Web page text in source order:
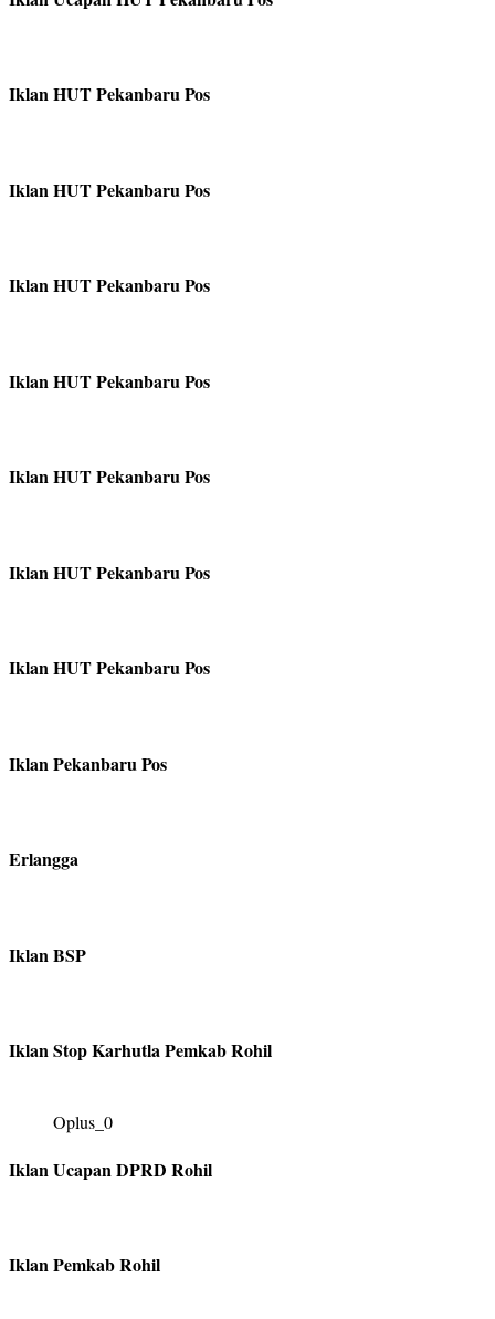
Iklan HUT Pekanbaru Pos
Iklan HUT Pekanbaru Pos
Iklan HUT Pekanbaru Pos
Iklan HUT Pekanbaru Pos
Iklan HUT Pekanbaru Pos
Iklan HUT Pekanbaru Pos
Iklan HUT Pekanbaru Pos
Iklan Pekanbaru Pos
Erlangga
Iklan BSP
Iklan Stop Karhutla Pemkab Rohil
Oplus_0
Iklan Ucapan DPRD Rohil
Iklan Pemkab Rohil